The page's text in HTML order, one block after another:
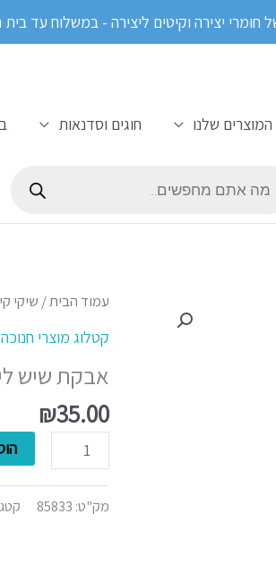
חומרי יצירה וקיטים ליצירה - במשלוח עד
המוצרים שלנו חוגים וסדנאות
עמוד הבית/ שיקי
קטלוג מוצרי חנוכה
אבקת שיש
₪35.00
כמות
אבקת
שיש
ליציקה
1
ק"ג
מק"ט: 85833